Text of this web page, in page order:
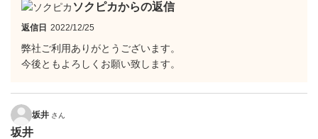
ソクピカからの返信
返信日 2022/12/25
弊社ご利用ありがとうございます。
今後ともよろしくお願い致します。
坂井 さん
坂井